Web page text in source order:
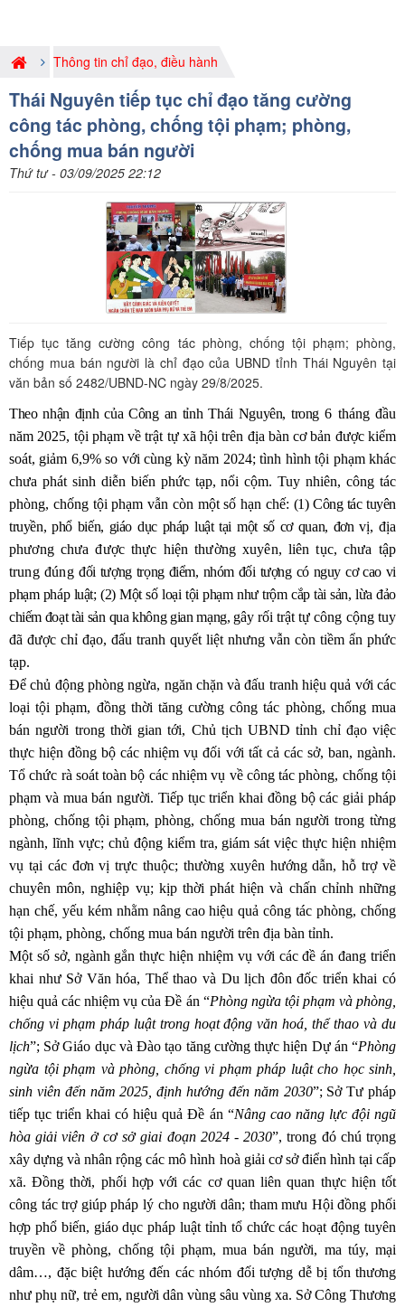
Thông tin chỉ đạo, điều hành
Thái Nguyên tiếp tục chỉ đạo tăng cường
công tác phòng, chống tội phạm; phòng,
chống mua bán người
Thứ tư - 03/09/2025 22:12
Tiếp tục tăng cường công tác phòng, chống tội phạm; phòng,
chống mua bán người là chỉ đạo của UBND tỉnh Thái Nguyên tại
văn bản số 2482/UBND-NC ngày 29/8/2025.
Theo nhận định của Công an tỉnh Thái Nguyên, trong6 tháng đầu
năm 2025, tội phạm về trật tự xã hội trên địa bàn cơ bản được kiểm
soát, giảm 6,9% so với cùng kỳ năm 2024; tình hình tội phạm khác
chưa phát sinh diễn biến phức tạp, nổi cộm. Tuy nhiên, công tác
phòng, chống tội phạm vẫn còn một số hạn chế: (1) Công tác tuyên
truyền, phổ biến, giáo dục pháp luật tại một số cơ quan, đơn vị, địa
phương chưa được thực hiện thường xuyên, liên tục, chưa tập
trung đúngđối tượng trọng điểm, nhóm đối tượng có nguy cơ cao vi
phạm pháp luật; (2) Một số loại tội phạm như trộm cắp tài sản, lừa đảo
chiếm đoạt tài sản qua không gian mạng, gâyrối trật tự công cộng tuy
đã được chỉ đạo, đấu tranh quyết liệt nhưng vẫn còn tiềm ẩn phức
tạp.
Để chủ động phòng ngừa, ngăn chặn và đấu tranh hiệu quả với các
loại tội phạm, đồng thời tăng cường công tác phòng, chống mua
bán người trong thời gian tới, Chủ tịch UBND tỉnh chỉ đạo việc
thực hiện đồng bộ các nhiệm vụ đối với tất cả các sở, ban, ngành.
Tổ chức rà soát toàn bộ các nhiệm vụ về công tác phòng, chống tội
phạm và mua bán người. Tiếp tục triển khai đồng bộ các giải pháp
phòng, chống tội phạm, phòng, chống mua bán người trong từng
ngành, lĩnh vực; chủ động kiểm tra, giám sát việc thực hiện nhiệm
vụ tại các đơn vị trực thuộc; thường xuyên hướng dẫn, hỗ trợ về
chuyên môn, nghiệp vụ; kịp thời phát hiện và chấn chỉnh những
hạn chế, yếu kém nhằm nâng cao hiệu quả công tác phòng, chống
tội phạm, phòng, chống mua bán người trên địa bàn tỉnh.
Một số sở, ngành gắn thực hiện nhiệm vụ với các đề án đang triển
khai như Sở Văn hóa, Thể thao và Du lịch đôn đốc triển khai có
hiệu quả các nhiệm vụ của Đề án “Phòng ngừa tội phạm và phòng,
chống vi phạm pháp luật trong hoạt động văn hoá, thể thao và du
lịch”; Sở Giáo dục và Đào tạo tăng cường thực hiện Dự án “Phòng
ngừa tội phạm và phòng, chống vi phạm pháp luật cho học sinh,
sinh viên đến năm 2025, định hướng đến năm 2030”; Sở Tư pháp
tiếp tục triển khai có hiệu quả Đề án “Nâng cao năng lực đội ngũ
hòa giải viên ở cơ sở giai đoạn 2024 - 2030”, trong đó chú trọng
xây dựng và nhân rộng các mô hình hoà giải cơ sở điển hình tại cấp
xã. Đồng thời, phối hợp với các cơ quan liên quan thực hiện tốt
công tác trợ giúp pháp lý cho người dân; tham mưu Hội đồng phối
hợp phổ biến, giáo dục pháp luật tỉnh tổ chức các hoạt động tuyên
truyền về phòng, chống tội phạm, mua bán người, ma túy, mại
dâm…, đặc biệt hướng đến các nhóm đối tượng dễ bị tổn thương
như phụ nữ, trẻ em, người dân vùng sâu vùng xa. Sở Công Thương